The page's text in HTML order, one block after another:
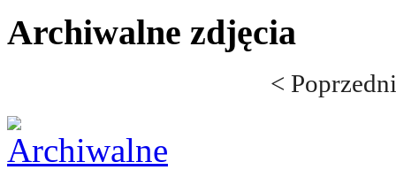
Archiwalne zdjęcia
<